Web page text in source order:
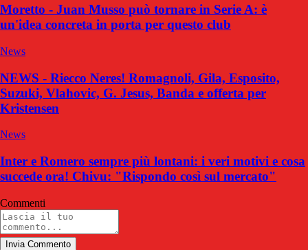
Moretto - Juan Musso può tornare in Serie A: è
un'idea concreta in porta per questo club
News
NEWS - Riecco Neres! Romagnoli, Gila, Esposito,
Suzuki, Vlahovic, G. Jesus, Banda e offerta per
Kristensen
News
Inter e Romero sempre più lontani: i veri motivi e cosa
succede ora! Chivu: "Rispondo così sul mercato"
Commenti
Invia Commento